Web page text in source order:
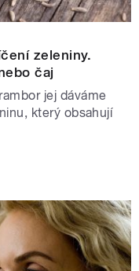
zeleniny.
čaj
jej dáváme
který obsahují